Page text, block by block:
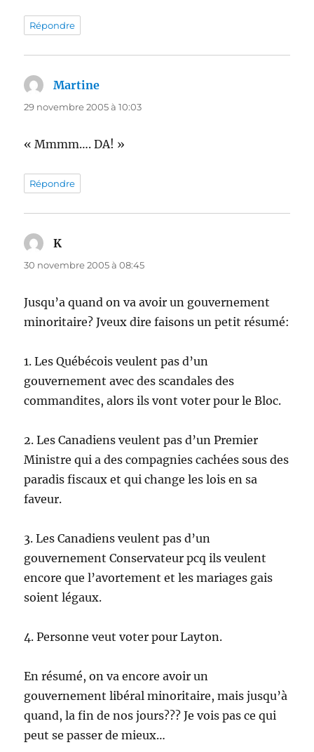
Répondre
Martine
29 novembre 2005 à 10:03
« Mmmm…. DA! »
Répondre
K
30 novembre 2005 à 08:45
Jusqu’a quand on va avoir un gouvernement
minoritaire? Jveux dire faisons un petit résumé:
1. Les Québécois veulent pas d’un
gouvernement avec des scandales des
commandites, alors ils vont voter pour le Bloc.
2. Les Canadiens veulent pas d’un Premier
Ministre qui a des compagnies cachées sous des
paradis fiscaux et qui change les lois en sa
faveur.
3. Les Canadiens veulent pas d’un
gouvernement Conservateur pcq ils veulent
encore que l’avortement et les mariages gais
soient légaux.
4. Personne veut voter pour Layton.
En résumé, on va encore avoir un
gouvernement libéral minoritaire, mais jusqu’à
quand, la fin de nos jours??? Je vois pas ce qui
peut se passer de mieux…